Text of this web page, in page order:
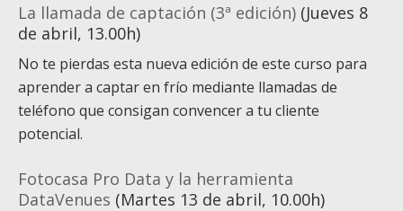
La llamada de captación (3ª edición) (Jueves 8
de abril, 13.00h)
No te pierdas esta nueva edición de este curso para
aprender a captar en frío mediante llamadas de
teléfono que consigan convencer a tu cliente
potencial.
Fotocasa Pro Data y la herramienta
DataVenues (Martes 13 de abril, 10.00h)